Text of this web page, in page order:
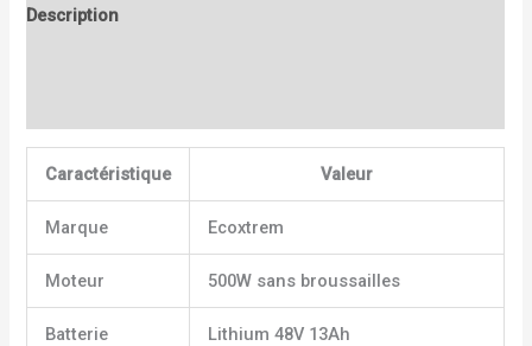
Description
Caractéristique Valeur
Marque Ecoxtrem
Moteur 500W sans broussailles
Batterie Lithium 48V 13Ah